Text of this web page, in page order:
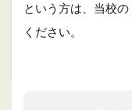
という方は、当校の
ください。